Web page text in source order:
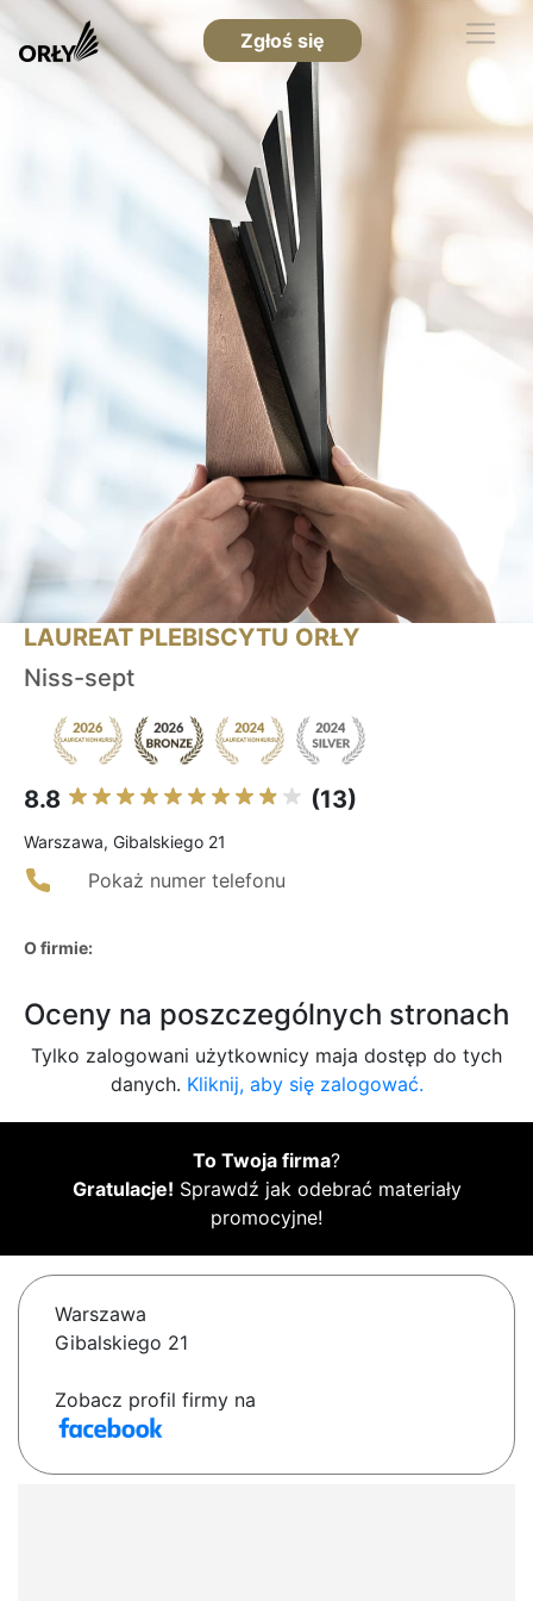
Zgłoś się
LAUREAT PLEBISCYTU ORŁY
Niss-sept
8.8 (13)
Warszawa, Gibalskiego 21
Pokaż numer telefonu
O firmie:
Oceny na poszczególnych stronach
Tylko zalogowani użytkownicy maja dostęp do tych
danych. Kliknij, aby się zalogować.
To Twoja firma?
Gratulacje! Sprawdź jak odebrać materiały
promocyjne!
Warszawa
Gibalskiego 21
Zobacz profil firmy na